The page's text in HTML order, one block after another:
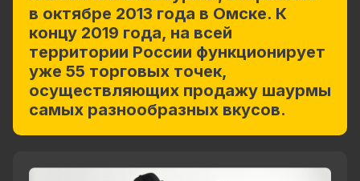
в октябре 2013 года в Омске. К
концу 2019 года, на всей
территории России функционирует
уже 55 торговых точек,
осуществляющих продажу шаурмы
самых разнообразных вкусов.